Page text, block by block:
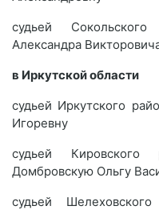
судьей
Александра
в Иркутской области
судьей Иркутского
Игоревну
судьей Кировского
Домбровскую Ольгу
судьей